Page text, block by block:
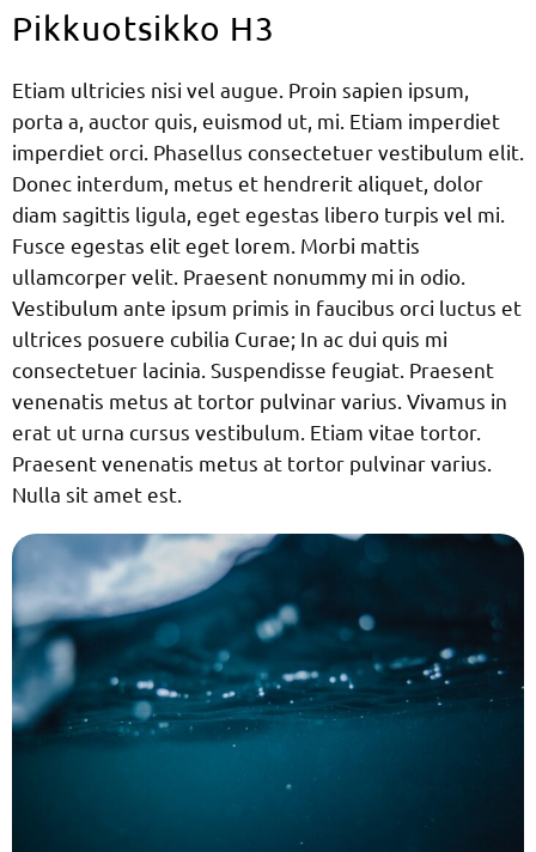
Pikkuotsikko H3
Etiam ultricies nisi vel augue. Proin sapien ipsum,
porta a, auctor quis, euismod ut, mi. Etiam imperdiet
imperdiet orci. Phasellus consectetuer vestibulum elit.
Donec interdum, metus et hendrerit aliquet, dolor
diam sagittis ligula, eget egestas libero turpis vel mi.
Fusce egestas elit eget lorem. Morbi mattis
ullamcorper velit. Praesent nonummy mi in odio.
Vestibulum ante ipsum primis in faucibus orci luctus et
ultrices posuere cubilia Curae; In ac dui quis mi
consectetuer lacinia. Suspendisse feugiat. Praesent
venenatis metus at tortor pulvinar varius. Vivamus in
erat ut urna cursus vestibulum. Etiam vitae tortor.
Praesent venenatis metus at tortor pulvinar varius.
Nulla sit amet est.